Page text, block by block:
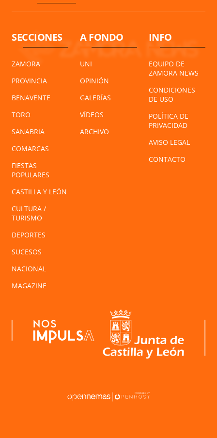
SECCIONES
ZAMORA
PROVINCIA
BENAVENTE
TORO
SANABRIA
COMARCAS
FIESTAS
POPULARES
CASTILLA Y LEÓN
CULTURA /
TURISMO
DEPORTES
SUCESOS
NACIONAL
MAGAZINE
A FONDO
UNI
OPINIÓN
GALERÍAS
VÍDEOS
ARCHIVO
INFO
EQUIPO DE
ZAMORA NEWS
CONDICIONES
DE USO
POLÍTICA DE
PRIVACIDAD
AVISO LEGAL
CONTACTO